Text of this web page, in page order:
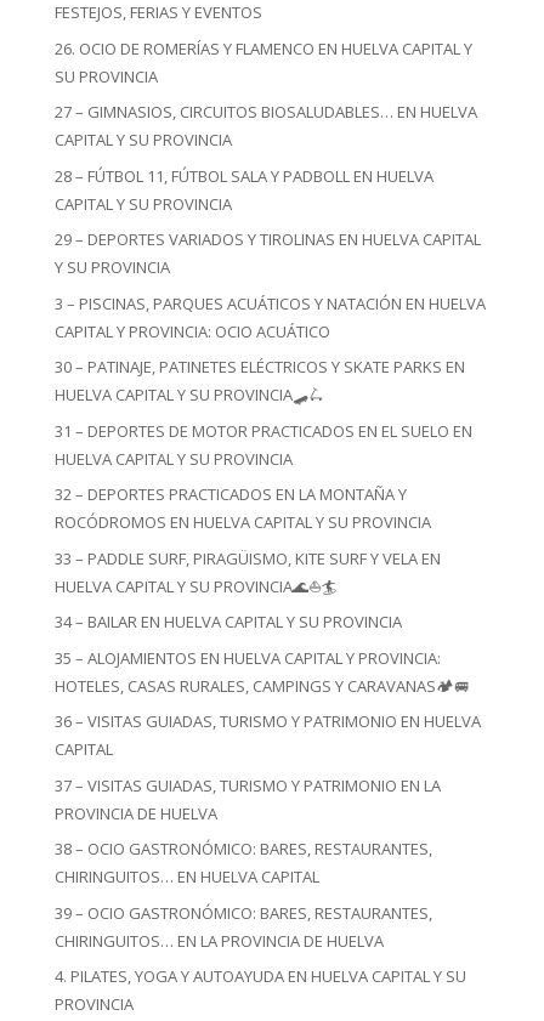
FESTEJOS, FERIAS Y EVENTOS
26. OCIO DE ROMERÍAS Y FLAMENCO EN HUELVA CAPITAL Y
SU PROVINCIA
27 – GIMNASIOS, CIRCUITOS BIOSALUDABLES… EN HUELVA
CAPITAL Y SU PROVINCIA
28 – FÚTBOL 11, FÚTBOL SALA Y PADBOLL EN HUELVA
CAPITAL Y SU PROVINCIA
29 – DEPORTES VARIADOS Y TIROLINAS EN HUELVA CAPITAL
Y SU PROVINCIA
3 – PISCINAS, PARQUES ACUÁTICOS Y NATACIÓN EN HUELVA
CAPITAL Y PROVINCIA: OCIO ACUÁTICO
30 – PATINAJE, PATINETES ELÉCTRICOS Y SKATE PARKS EN
HUELVA CAPITAL Y SU PROVINCIA🛹🛴
31 – DEPORTES DE MOTOR PRACTICADOS EN EL SUELO EN
HUELVA CAPITAL Y SU PROVINCIA
32 – DEPORTES PRACTICADOS EN LA MONTAÑA Y
ROCÓDROMOS EN HUELVA CAPITAL Y SU PROVINCIA
33 – PADDLE SURF, PIRAGÜISMO, KITE SURF Y VELA EN
HUELVA CAPITAL Y SU PROVINCIA🌊⛵🏄
34 – BAILAR EN HUELVA CAPITAL Y SU PROVINCIA
35 – ALOJAMIENTOS EN HUELVA CAPITAL Y PROVINCIA:
HOTELES, CASAS RURALES, CAMPINGS Y CARAVANAS🏕️🚐
36 – VISITAS GUIADAS, TURISMO Y PATRIMONIO EN HUELVA
CAPITAL
37 – VISITAS GUIADAS, TURISMO Y PATRIMONIO EN LA
PROVINCIA DE HUELVA
38 – OCIO GASTRONÓMICO: BARES, RESTAURANTES,
CHIRINGUITOS… EN HUELVA CAPITAL
39 – OCIO GASTRONÓMICO: BARES, RESTAURANTES,
CHIRINGUITOS… EN LA PROVINCIA DE HUELVA
4. PILATES, YOGA Y AUTOAYUDA EN HUELVA CAPITAL Y SU
PROVINCIA